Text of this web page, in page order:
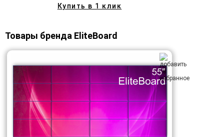
Купить в 1 клик
Товары бренда EliteBoard